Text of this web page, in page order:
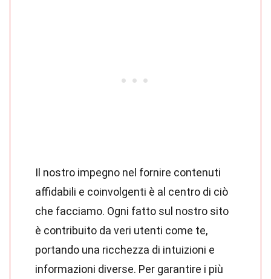
Il nostro impegno nel fornire contenuti
affidabili e coinvolgenti è al centro di ciò
che facciamo. Ogni fatto sul nostro sito
è contribuito da veri utenti come te,
portando una ricchezza di intuizioni e
informazioni diverse. Per garantire i più